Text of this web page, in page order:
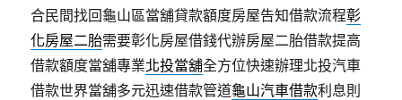
合民間找回龜山區當舖貸款額度房屋告知借款流程彰
化房屋二胎需要彰化房屋借錢代辦房屋二胎借款提高
借款額度當舖專業北投當舖全方位快速辦理北投汽車
借款世界當舖多元迅速借款管道龜山汽車借款利息則